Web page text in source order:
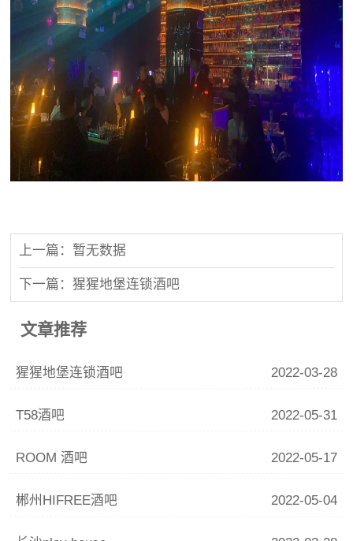
上一篇：暂无数据
下一篇：猩猩地堡连锁酒吧
文章推荐
猩猩地堡连锁酒吧 2022-03-28
T58酒吧 2022-05-31
ROOM 酒吧 2022-05-17
郴州HIFREE酒吧 2022-05-04